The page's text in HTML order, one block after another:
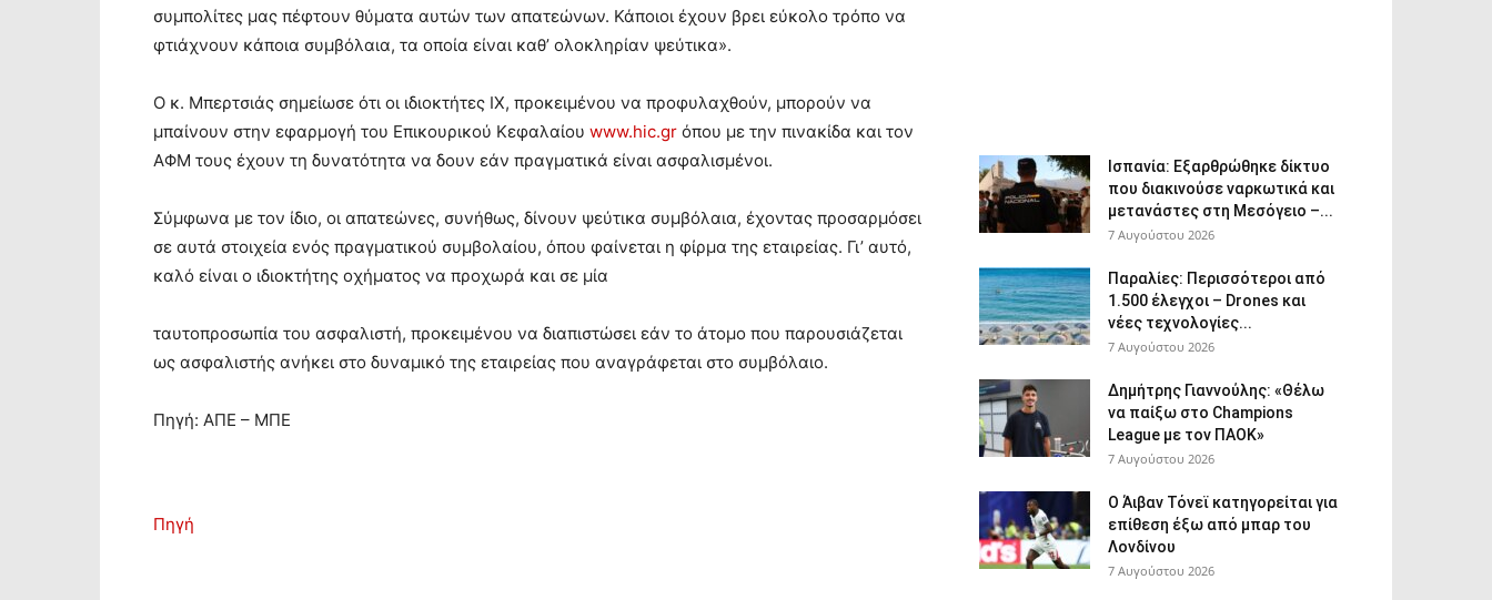
συμπολίτες μας πέφτουν θύματα αυτών των απατεώνων. Κάποιοι έχουν βρει εύκολο τρόπο να
φτιάχνουν κάποια συμβόλαια, τα οποία είναι καθ’ ολοκληρίαν ψεύτικα».
Ο κ. Μπερτσιάς σημείωσε ότι οι ιδιοκτήτες ΙΧ, προκειμένου να προφυλαχθούν, μπορούν να
μπαίνουν στην εφαρμογή του Επικουρικού Κεφαλαίου www.hic.gr όπου με την πινακίδα και τον
ΑΦΜ τους έχουν τη δυνατότητα να δουν εάν πραγματικά είναι ασφαλισμένοι.
Σύμφωνα με τον ίδιο, οι απατεώνες, συνήθως, δίνουν ψεύτικα συμβόλαια, έχοντας προσαρμόσει
σε αυτά στοιχεία ενός πραγματικού συμβολαίου, όπου φαίνεται η φίρμα της εταιρείας. Γι’ αυτό,
καλό είναι ο ιδιοκτήτης οχήματος να προχωρά και σε μία
ταυτοπροσωπία του ασφαλιστή, προκειμένου να διαπιστώσει εάν το άτομο που παρουσιάζεται
ως ασφαλιστής ανήκει στο δυναμικό της εταιρείας που αναγράφεται στο συμβόλαιο.
Πηγή: ΑΠΕ – ΜΠΕ
Πηγή
Ισπανία: Εξαρθρώθηκε δίκτυο
που διακινούσε ναρκωτικά και
μετανάστες στη Μεσόγειο –...
7 Αυγούστου 2026
Παραλίες: Περισσότεροι από
1.500 έλεγχοι – Drones και
νέες τεχνολογίες...
7 Αυγούστου 2026
Δημήτρης Γιαννούλης: «Θέλω
να παίξω στο Champions
League με τον ΠΑΟΚ»
7 Αυγούστου 2026
Ο Άιβαν Τόνεϊ κατηγορείται για
επίθεση έξω από μπαρ του
Λονδίνου
7 Αυγούστου 2026